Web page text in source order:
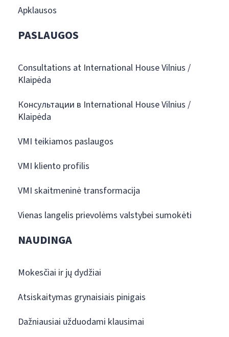
Apklausos
PASLAUGOS
Consultations at International House Vilnius /
Klaipėda
Консультации в International House Vilnius /
Klaipėda
VMI teikiamos paslaugos
VMI kliento profilis
VMI skaitmeninė transformacija
Vienas langelis prievolėms valstybei sumokėti
NAUDINGA
Mokesčiai ir jų dydžiai
Atsiskaitymas grynaisiais pinigais
Dažniausiai užduodami klausimai